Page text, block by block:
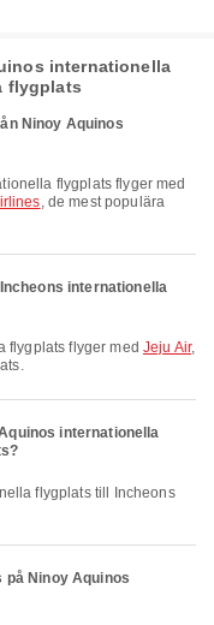
internationella
flygplats
Ninoy Aquinos
flygplats flyger med
, de mest populära
internationella
flygplats flyger med Jeju Air,
internationella
Ninoy Aquinos